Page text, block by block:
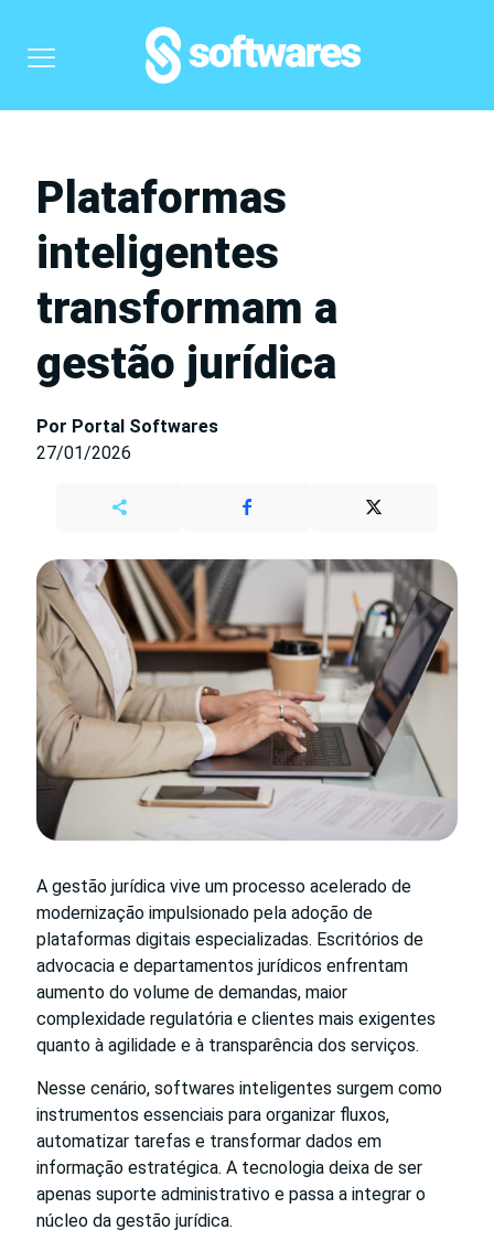
Plataformas
inteligentes
transformam a
gestão jurídica
Por Portal Softwares
27/01/2026
A gestão jurídica vive um processo acelerado de
modernização impulsionado pela adoção de
plataformas digitais especializadas. Escritórios de
advocacia e departamentos jurídicos enfrentam
aumento do volume de demandas, maior
complexidade regulatória e clientes mais exigentes
quanto à agilidade e à transparência dos serviços.
Nesse cenário, softwares inteligentes surgem como
instrumentos essenciais para organizar fluxos,
automatizar tarefas e transformar dados em
informação estratégica. A tecnologia deixa de ser
apenas suporte administrativo e passa a integrar o
núcleo da gestão jurídica.